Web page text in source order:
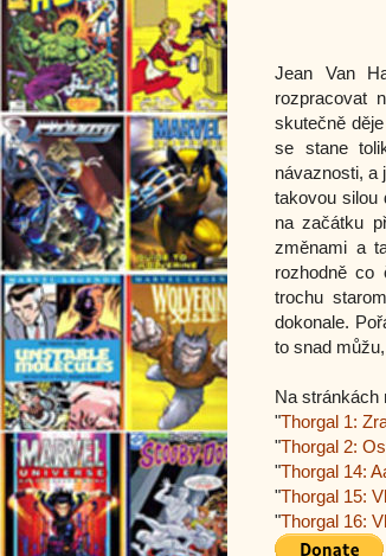
Jean Van
rozpracovat
skutečně
se stane
návaznosti, a
takovou silou
na začátku
změnami a
rozhodně co
trochu
dokonale.
to snad
Na stránkách
"Thorgal 1:
"Thorgal 2:
"Thorgal 14:
"Thorgal 15:
"Thorgal 16: